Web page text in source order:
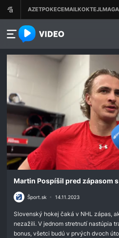
azet.video.sk
seconds
46
seconds
Martin Pospíšil pred zápasom
Šport.sk • 14.11.2023
Slovenský hokej čaká v NHL zápas,
nezažili. V jednom stretnutí nastúpia
bonus, všetci budú v prvých dvoch